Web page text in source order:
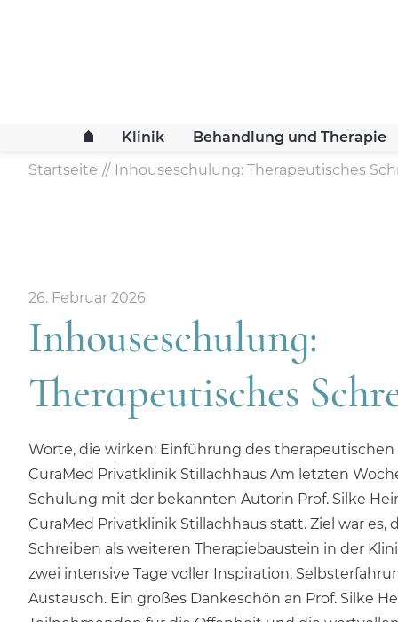
Klinik Behandlung und Therapie
Startseite
Inhouseschulung: Therapeutisches
26. Februar 2026
Inhouseschulung:
Therapeutisches
Worte, die wirken: Einführung des therapeutischen
CuraMed Privatklinik Stillachhaus Am letzten
Schulung mit der bekannten Autorin Prof. Silke
CuraMed Privatklinik Stillachhaus statt. Ziel war es,
Schreiben als weiteren Therapiebaustein in der
zwei intensive Tage voller Inspiration,
Austausch. Ein großes Dankeschön an Prof. Silke